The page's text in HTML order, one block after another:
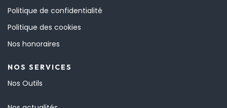
Politique de confidentialité
Politique des cookies
Nos honoraires
NOS SERVICES
Nos Outils